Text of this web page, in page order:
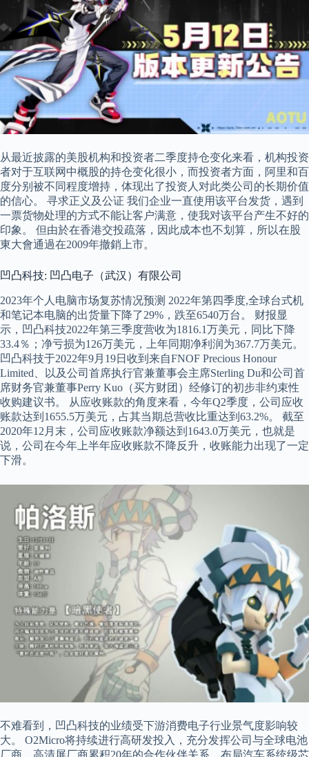
从最近披露的美股机构和投资者二季度持仓变化来看，机构投资
者对于互联网中概股的持仓变化很小，而投资者方面，阿里和百
度分别被不同程度增持，体现出了投资人对此类公司的长期价值
的信心。 寻求正义及公证 我们企业一直使用该平台发货，遇到
一票货物处理的方式不能让客户满意，使我对该平台产生不好的
印象。 但由於在香港交投疏落，因此成本也不划算，所以在股
東大會通過在2009年撤銷上市。
凹凸科技: 凹凸电子（武汉）有限公司
2023年个人电脑市场复苏情况预测 2022年第四季度,全球台式机
和笔记本电脑的出货量下降了29%，跌至6540万台。 财报显
示，凹凸科技2022年第三季度营收为1816.1万美元，同比下降
33.4％；净亏损为126万美元，上年同期净利润为367.7万美元。
凹凸科技于2022年9月19日收到来自FNOF Precious Honour
Limited、以及公司首席执行官兼董事会主席Sterling Du和公司首
席财务官兼董事Perry Kuo（买方财团）经修订的初步非约束性
收购建议书。 从应收账款的角度来看，今年Q2季度，公司应收
账款达到1655.5万美元，占其当期总营收比重达到63.2%。 截至
2020年12月末，公司应收账款净额达到1643.0万美元，也就是
说，公司在今年上半年应收账款不降反升，收账能力出现了一定
下滑。
不难看到，凹凸科技的业绩受下游消费电子行业景气度影响较
大。 O2Micro将持续进行高研发投入，充分发挥公司与全球电池
厂商、高清屏厂商累积20年的合作伙伴关系，布局汽车系统级芯